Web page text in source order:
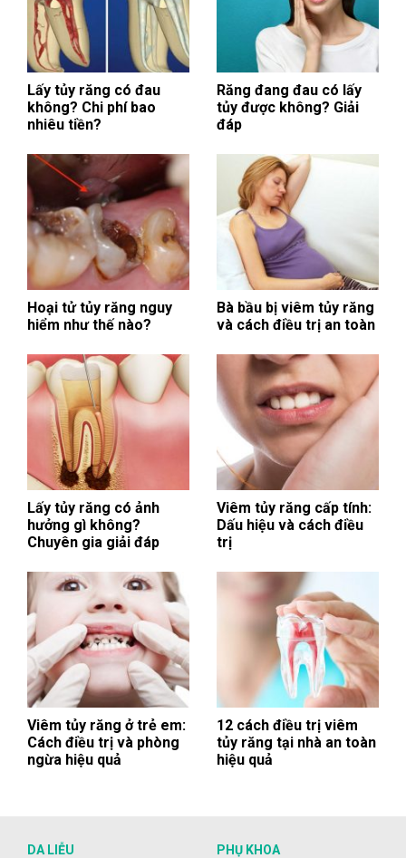
Lấy tủy răng có đau
không? Chi phí bao
nhiêu tiền?
Răng đang đau có lấy
tủy được không? Giải
đáp
Hoại tử tủy răng nguy
hiểm như thế nào?
Bà bầu bị viêm tủy răng
và cách điều trị an toàn
Lấy tủy răng có ảnh
hưởng gì không?
Chuyên gia giải đáp
Viêm tủy răng cấp tính:
Dấu hiệu và cách điều
trị
Viêm tủy răng ở trẻ em:
Cách điều trị và phòng
ngừa hiệu quả
12 cách điều trị viêm
tủy răng tại nhà an toàn
hiệu quả
DA LIỄU PHỤ KHOA